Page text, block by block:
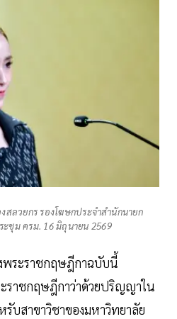
ลวยกร รองโฆษกประจำสำนักนายก
ชุม ครม. 16 มิถุนายน 2569
พระราชกฤษฎีกาฉบับนี้
ราชกฤษฎีกาว่าด้วยปริญญาใน
บสาขาวิชาของมหาวิทยาลัย